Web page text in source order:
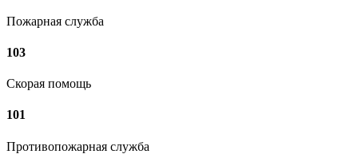
Пожарная служба
103
Скорая помощь
101
Противопожарная служба